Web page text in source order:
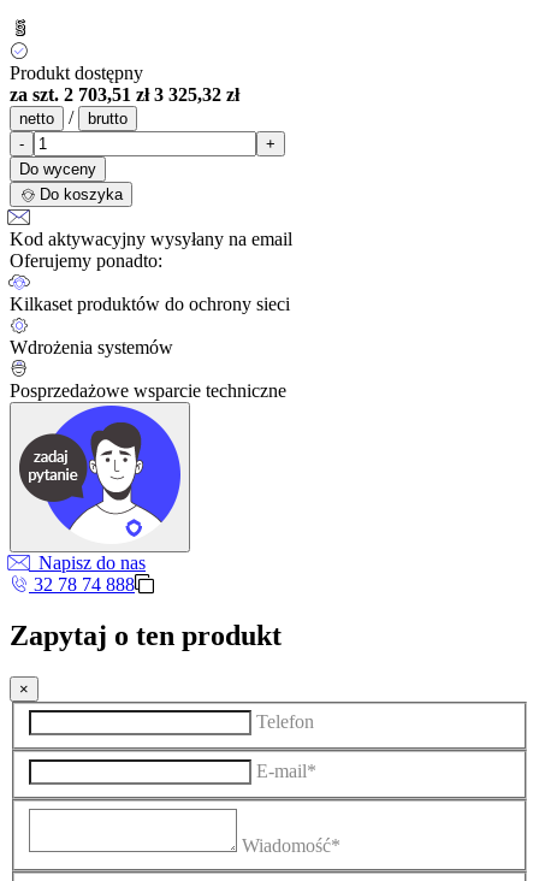
Produkt dostępny
za szt. 2 703,51 zł 3 325,32 zł
netto /
brutto
-
+
Do wyceny
Do koszyka
Kod aktywacyjny wysyłany na email
Oferujemy ponadto:
Kilkaset produktów do ochrony sieci
Wdrożenia systemów
Posprzedażowe wsparcie techniczne
Napisz do nas
32 78 74 888
Zapytaj o ten produkt
×
Telefon
E-mail*
Wiadomość*